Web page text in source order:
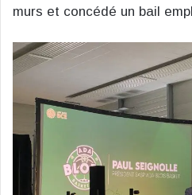
murs et concédé un bail